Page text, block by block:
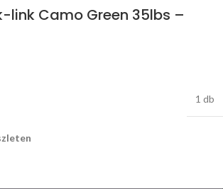
link Camo Green 35lbs –
1 db